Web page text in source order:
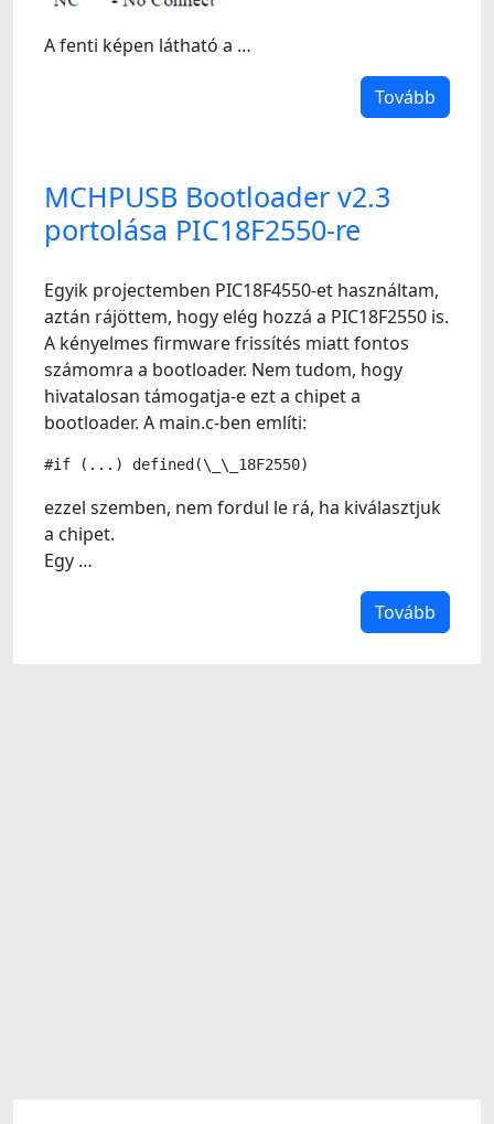
A fenti képen látható a …
Tovább
MCHPUSB Bootloader v2.3
portolása PIC18F2550-re
Egyik projectemben PIC18F4550-et használtam,
aztán rájöttem, hogy elég hozzá a PIC18F2550 is.
A kényelmes firmware frissítés miatt fontos
számomra a bootloader. Nem tudom, hogy
hivatalosan támogatja-e ezt a chipet a
bootloader. A main.c-ben említi:
#if (...) defined(\_\_18F2550)
ezzel szemben, nem fordul le rá, ha kiválasztjuk
a chipet.
Egy …
Tovább